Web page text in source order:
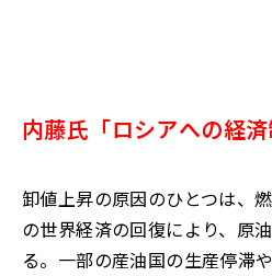
内藤氏「ロシアへの経済
卸値上昇の原因のひとつは、
の世界経済の回復により、原
る。一部の産油国の生産停滞